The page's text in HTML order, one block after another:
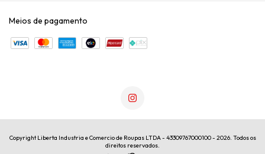
Meios de pagamento
Copyright Liberta Industria e Comercio de Roupas LTDA - 43309767000100 - 2026. Todos os
direitos reservados.